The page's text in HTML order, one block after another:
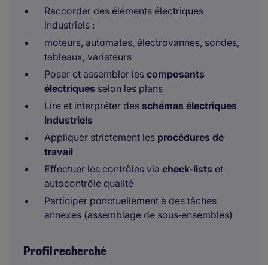
Raccorder des éléments électriques
industriels :
moteurs, automates, électrovannes, sondes,
tableaux, variateurs
Poser et assembler les composants
électriques selon les plans
Lire et interpréter des schémas électriques
industriels
Appliquer strictement les procédures de
travail
Effectuer les contrôles via check-lists et
autocontrôle qualité
Participer ponctuellement à des tâches
annexes (assemblage de sous‑ensembles)
Profil recherché